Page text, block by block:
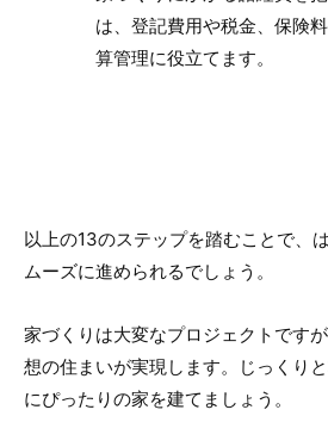
は、登記費用や税金、保険
算管理に役立てます。
以上の13のステップを踏むことで、
ムーズに進められるでしょう。
家づくりは大変なプロジェクトです
想の住まいが実現します。じっくり
にぴったりの家を建てましょう。